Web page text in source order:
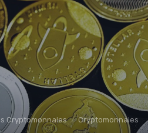
Cryptomonnaies Cryptomonnaies